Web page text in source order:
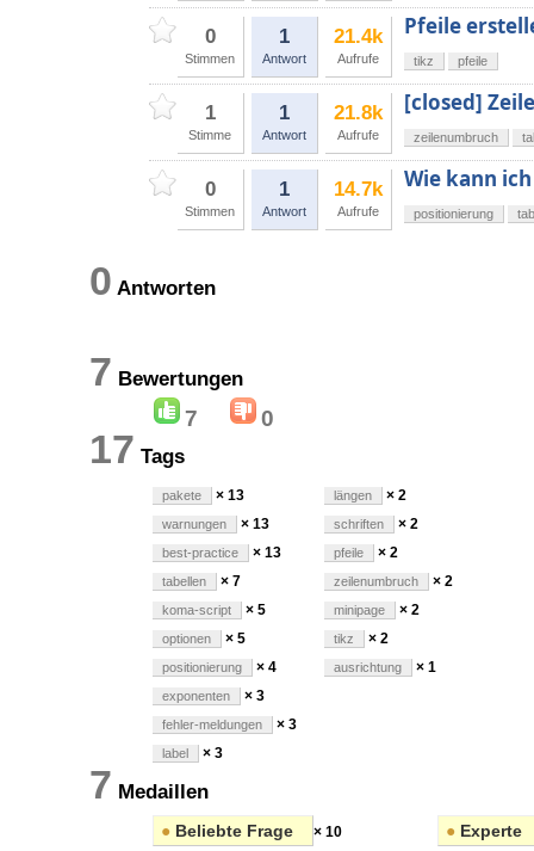
0
Stimmen
1
Antwort
21.4k
Aufrufe
Pfeile
tikz pfeile
1
Stimme
1
Antwort
21.8k
Aufrufe
[closed]
zeilenumbruch
0
Stimmen
1
Antwort
14.7k
Aufrufe
Wie kann
positionierung
0 Antworten
7 Bewertungen
7 0
17 Tags
pakete × 13
warnungen × 13
best-practice × 13
tabellen × 7
koma-script × 5
optionen × 5
positionierung × 4
exponenten × 3
fehler-meldungen × 3
label × 3
längen × 2
schriften × 2
pfeile × 2
zeilenumbruch × 2
minipage × 2
tikz × 2
ausrichtung × 1
7 Medaillen
● Beliebte Frage × 10 ● Experte